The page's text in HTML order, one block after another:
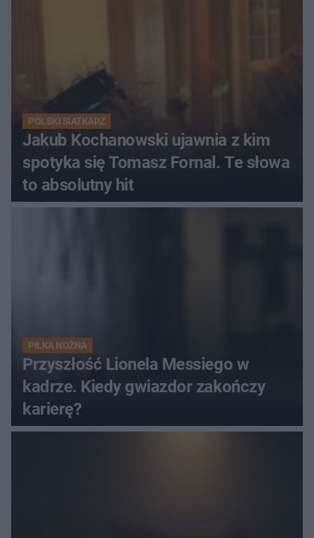
POLSKI SIATKARZ
Jakub Kochanowski ujawnia z kim
spotyka się Tomasz Fornal. Te słowa
to absolutny hit
PIŁKA NOŻNA
Przyszłość Lionela Messiego w
kadrze. Kiedy gwiazdor zakończy
karierę?